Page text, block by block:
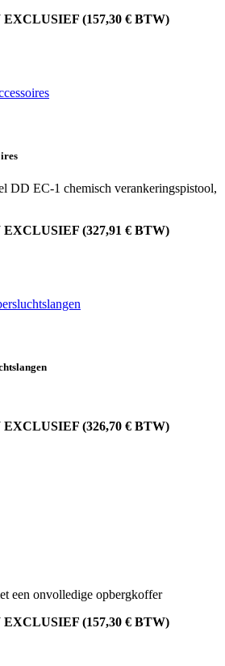
EXCLUSIEF (157,30 € BTW)
DD EC-1 chemisch verankeringspistool,
EXCLUSIEF (327,91 € BTW)
EXCLUSIEF (326,70 € BTW)
een onvolledige opbergkoffer
EXCLUSIEF (157,30 € BTW)